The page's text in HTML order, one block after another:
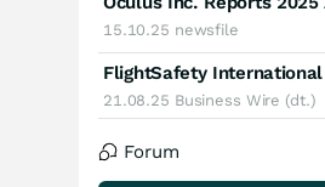
15.10.25 newsfile
21.08.25 Business Wire (dt.)
Forum